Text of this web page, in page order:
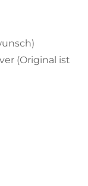
(Original ist